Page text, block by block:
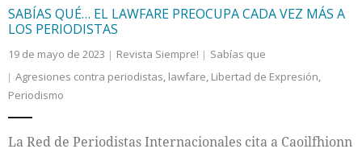
SABÍAS QUÉ… EL LAWFARE PREOCUPA CADA VEZ MÁS A
LOS PERIODISTAS
19 de mayo de 2023 Revista Siempre!
Sabías que
Agresiones contra periodistas, lawfare, Libertad de Expresión,
Periodismo
La Red de Periodistas Internacionales cita a Caoilfhionn